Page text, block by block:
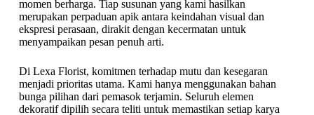
momen berharga. Tiap susunan yang kami hasilkan
merupakan perpaduan apik antara keindahan visual dan
ekspresi perasaan, dirakit dengan kecermatan untuk
menyampaikan pesan penuh arti.
Di Lexa Florist, komitmen terhadap mutu dan kesegaran
menjadi prioritas utama. Kami hanya menggunakan bahan
bunga pilihan dari pemasok terjamin. Seluruh elemen
dekoratif dipilih secara teliti untuk memastikan setiap karya